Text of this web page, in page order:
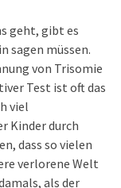
geht, gibt es
sagen müssen.
von Trisomie
Test ist oft das
viel
Kinder durch
dass so vielen
verlorene Welt
als der